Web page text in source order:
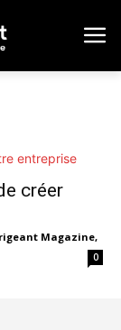
créer
Magazine,
0